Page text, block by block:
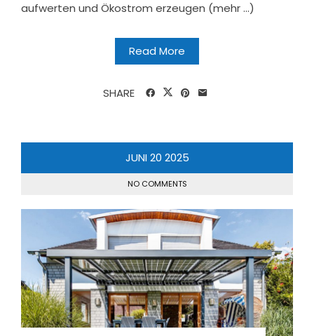
aufwerten und Ökostrom erzeugen (mehr …)
Read More
SHARE
JUNI 20 2025
NO COMMENTS